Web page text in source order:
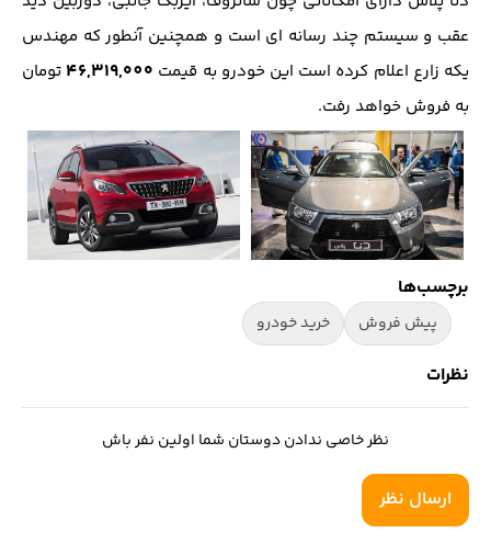
عقب و سيستم چند رسانه اى است و همچنین آنطور که مهندس
یکه زارع اعلام کرده است این خودرو به قیمت ۴۶,۳۱۹,۰0۰ تومان
به فروش خواهد رفت.
برچسب‌ها
پیش فروش خرید خودرو
نظرات
نظر خاصی ندادن دوستان شما اولین نفر باش
ارسال نظر